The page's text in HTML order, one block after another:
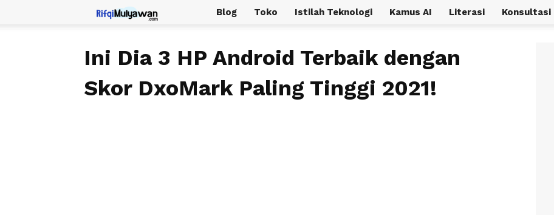
Rifqi
Blog Toko Istilah Teknologi Kamus AI Literasi Konsultasi
Ini Dia 3 HP Android Terbaik dengan
Skor DxoMark Paling Tinggi 2021!